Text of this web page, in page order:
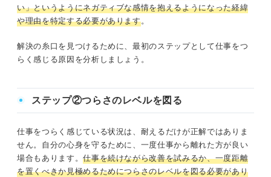
い」というようにネガティブな感情を抱えるようになった経緯
や理由を特定する必要があります。
解決の糸口を見つけるために、最初のステップとして仕事をつ
らく感じる原因を分析しましょう。
ステップ②つらさのレベルを図る
仕事をつらく感じている状況は、耐えるだけが正解ではありま
せん。自分の心身を守るために、一度仕事から離れた方が良い
場合もあります。仕事を続けながら改善を試みるか、一度距離
を置くべきか見極めるためにつらさのレベルを図る必要があり